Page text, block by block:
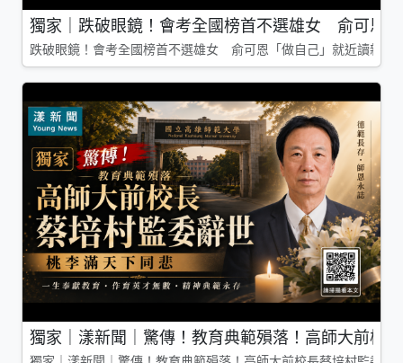
獨家｜跌破眼鏡！會考全國榜首不選雄女 俞可恩
跌破眼鏡！會考全國榜首不選雄女 俞可恩「做自己」就近讀新莊
獨家｜漾新聞｜驚傳！教育典範殞落！高師大前校